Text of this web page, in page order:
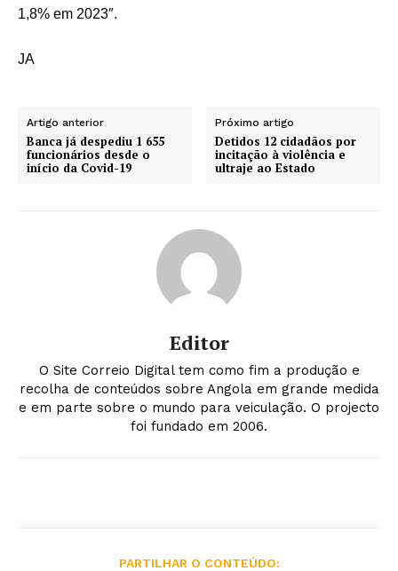
1,8% em 2023″.
JA
Artigo anterior
Banca já despediu 1 655
funcionários desde o
início da Covid-19
Próximo artigo
Detidos 12 cidadãos por
incitação à violência e
ultraje ao Estado
Editor
O Site Correio Digital tem como fim a produção e
recolha de conteúdos sobre Angola em grande medida
e em parte sobre o mundo para veiculação. O projecto
foi fundado em 2006.
PARTILHAR O CONTEÚDO: